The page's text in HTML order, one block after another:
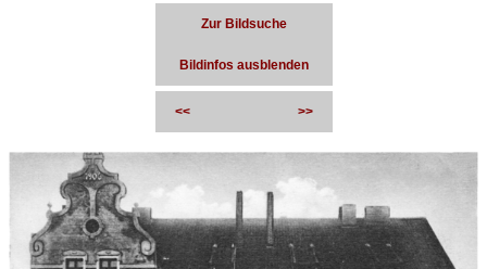
Zur Bildsuche
Bildinfos ausblenden
<< >>